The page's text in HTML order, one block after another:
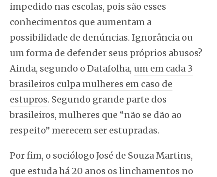
impedido nas escolas, pois são esses
conhecimentos que aumentam a
possibilidade de denúncias. Ignorância ou
um forma de defender seus próprios abusos?
Ainda, segundo o Datafolha, um em cada 3
brasileiros culpa mulheres em caso de
estupros. Segundo grande parte dos
brasileiros, mulheres que “não se dão ao
respeito” merecem ser estupradas.
Por fim, o sociólogo José de Souza Martins,
que estuda há 20 anos os linchamentos no